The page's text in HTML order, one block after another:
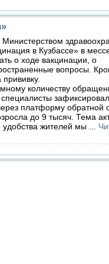
в Кузбассе» в
о ходе вакцинации, о
вопросы.
количеству
платформу обратной
до 9 тысяч. Тема
удобства жителей мы